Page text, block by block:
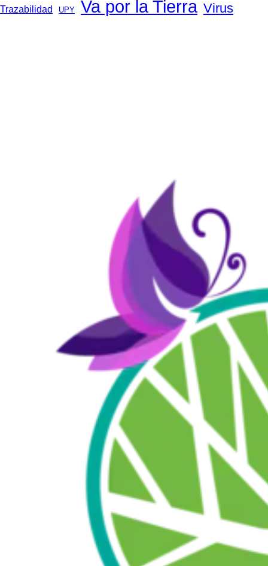
Trazabilidad UPY Va por la Tierra Virus